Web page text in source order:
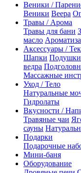
Веники /
Веники Веера
Травы / Арома
Травы для бани
масло
Аксессуары /
Шапки
ведра
Массажные
Уход / Тело
Натуральные
Гидролаты
Вкусности /
Травяные чаи
сауны
Подарки
Подарочные
Мини-баня
Оборудование